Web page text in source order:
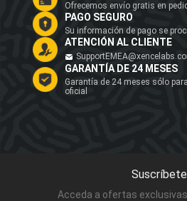
Ofrecemos envío gratis en
PAGO SEGURO
Su información de pago se
ATENCIÓN AL CLIENTE
GARANTÍA DE 24 MESES
Garantía de 24 meses sólo
oficial
Suscríbete
Acceda a ofertas